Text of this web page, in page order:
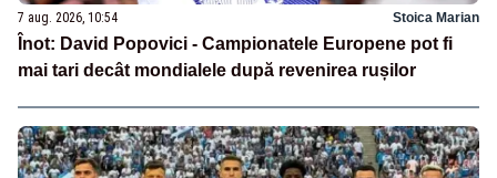
7 aug. 2026, 10:54 Stoica Marian
Înot: David Popovici - Campionatele Europene pot fi
mai tari decât mondialele după revenirea rușilor